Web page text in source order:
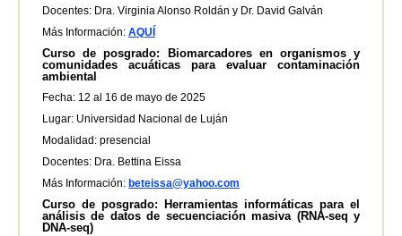
Docentes: Dra. Virginia Alonso Roldán y Dr. David Galván
Más Información: AQUÍ
Curso de posgrado: Biomarcadores en organismos y
comunidades acuáticas para evaluar contaminación
ambiental
Fecha: 12 al 16 de mayo de 2025
Lugar: Universidad Nacional de Luján
Modalidad: presencial
Docentes: Dra. Bettina Eissa
Más Información: beteissa@yahoo.com
Curso de posgrado: Herramientas informáticas para el
análisis de datos de secuenciación masiva (RNA-seq y
DNA-seq)